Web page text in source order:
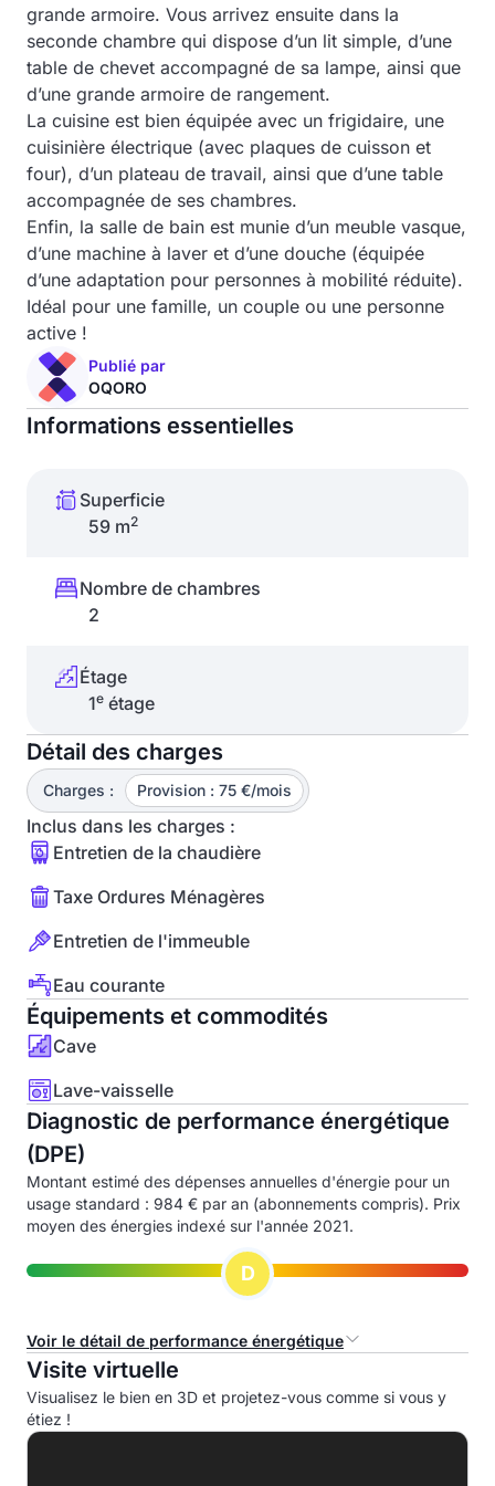
grande armoire. Vous arrivez ensuite dans la
seconde chambre qui dispose d’un lit simple, d’une
table de chevet accompagné de sa lampe, ainsi que
d’une grande armoire de rangement.
La cuisine est bien équipée avec un frigidaire, une
cuisinière électrique (avec plaques de cuisson et
four), d’un plateau de travail, ainsi que d’une table
accompagnée de ses chambres.
Enfin, la salle de bain est munie d’un meuble vasque,
d’une machine à laver et d’une douche (équipée
d’une adaptation pour personnes à mobilité réduite).
Idéal pour une famille, un couple ou une personne
active !
Publié par
OQORO
Informations essentielles
Superficie
59 m2
Nombre de chambres
2
Étage
1e étage
Détail des charges
Charges : Provision : 75 €/mois
Inclus dans les charges :
Entretien de la chaudière
Taxe Ordures Ménagères
Entretien de l'immeuble
Eau courante
Équipements et commodités
Cave
Lave-vaisselle
Diagnostic de performance énergétique
(DPE)
Montant estimé des dépenses annuelles d'énergie pour un
usage standard : 984 € par an (abonnements compris). Prix
moyen des énergies indexé sur l'année 2021.
D
Voir le détail de performance énergétique
Consommation d'énergie primaire (CEP)
A
Visite virtuelle
Visualisez le bien en 3D et projetez-vous comme si vous y
étiez !